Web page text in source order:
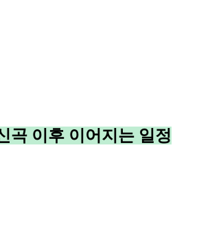
곡 이후 이어지는 일정